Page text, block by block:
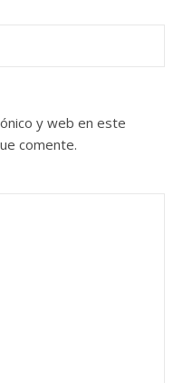
y web en este
comente.